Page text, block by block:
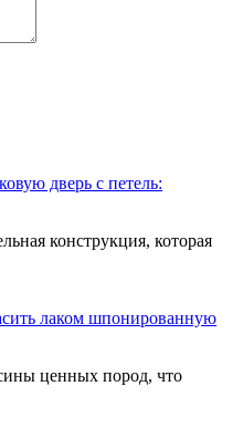
дверь с петель:
конструкция, которая
лаком шпонированную
ценных пород, что